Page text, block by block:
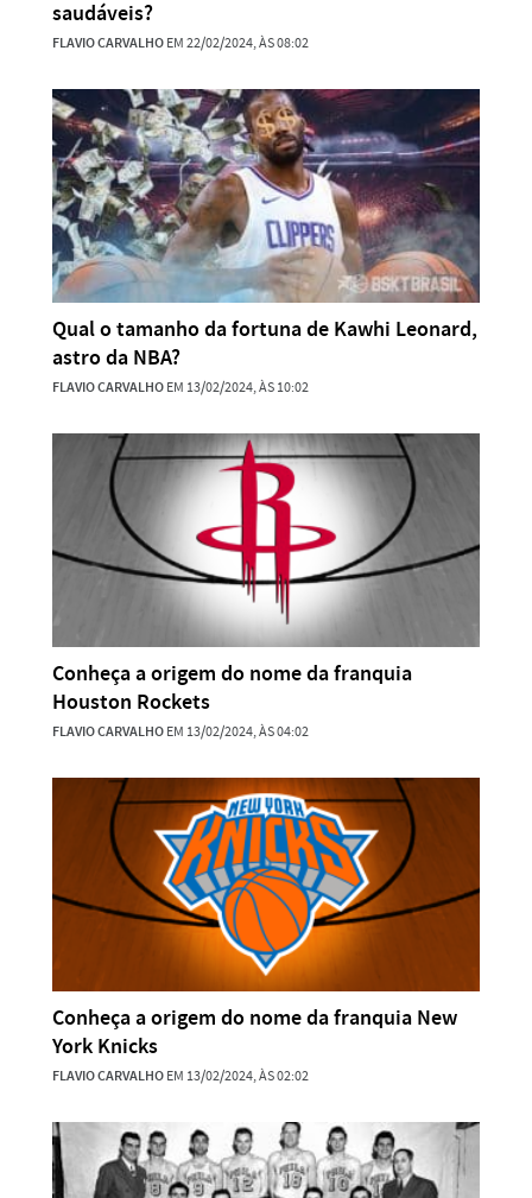
saudáveis?
FLAVIO CARVALHOEM 22/02/2024, ÀS 08:02
Qual o tamanho da fortuna de Kawhi Leonard,
astro da NBA?
FLAVIO CARVALHOEM 13/02/2024, ÀS 10:02
Conheça a origem do nome da franquia
Houston Rockets
FLAVIO CARVALHOEM 13/02/2024, ÀS 04:02
Conheça a origem do nome da franquia New
York Knicks
FLAVIO CARVALHOEM 13/02/2024, ÀS 02:02